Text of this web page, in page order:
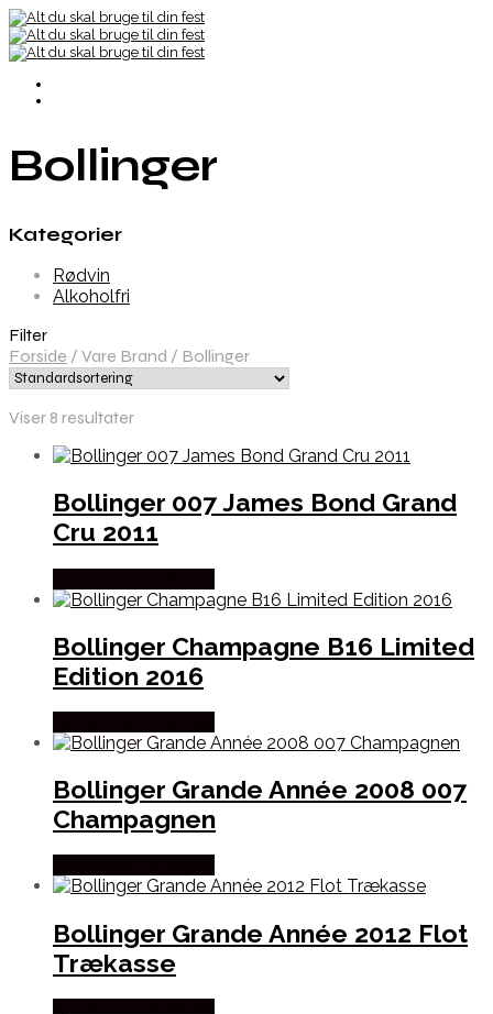
Bollinger
Kategorier
Rødvin
Alkoholfri
Filter
Forside / Vare Brand / Bollinger
Viser 8 resultater
Bollinger 007 James Bond Grand
Cru 2011
Bollinger Champagne B16 Limited
Edition 2016
Bollinger Grande Année 2008 007
Champagnen
Bollinger Grande Année 2012 Flot
Trækasse